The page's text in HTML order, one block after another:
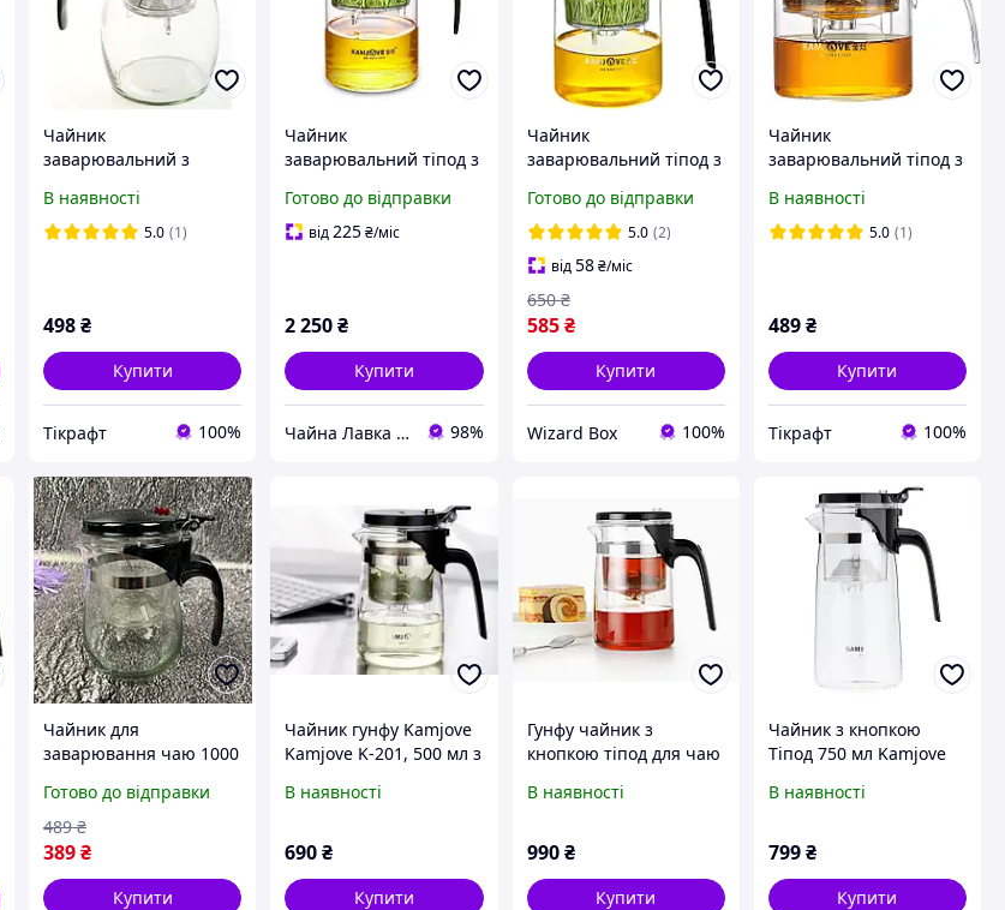
Чайник
заварювальний з
ізіпот Гунфу, термоскло,
750 мл, 1л
В наявності
5.0 (1)
498₴
Купити
Тікрафт 100%
Чайник
заварювальний тіпод з
TP-160 500 мл
Готово до відправки
від225₴/міс
2 250₴
Купити
Чайна Лавка "Tea warrior" teawarrior.ua 98%
Чайник
заварювальний тіпод з
K-200 400 мл
Готово до відправки
5.0 (2)
від58 ₴/міс
585 ₴
650 ₴
Купити
Wizard Box 100%
Чайник
заварювальний тіпод з
TP-140 300 мл
В наявності
5.0 (1)
489₴
Купити
Тікрафт 100%
Чайник для
заварювання чаю 1000
Заварник скляний із
кнопкою для зливання
Типод
Готово до відправки
389₴
489 ₴
Купити
Чайник гунфу Kamjove
Kamjove K-201, 500 мл з
типод заварювальний
В наявності
690₴
Купити
Гунфу чайник з
кнопкою тіпод для чаю
скляний
В наявності
990 ₴
Купити
Чайник з кнопкою
Тіпод 750 мл Kamjove
для чаю
скляний із ситечком
В наявності
799₴
Купити